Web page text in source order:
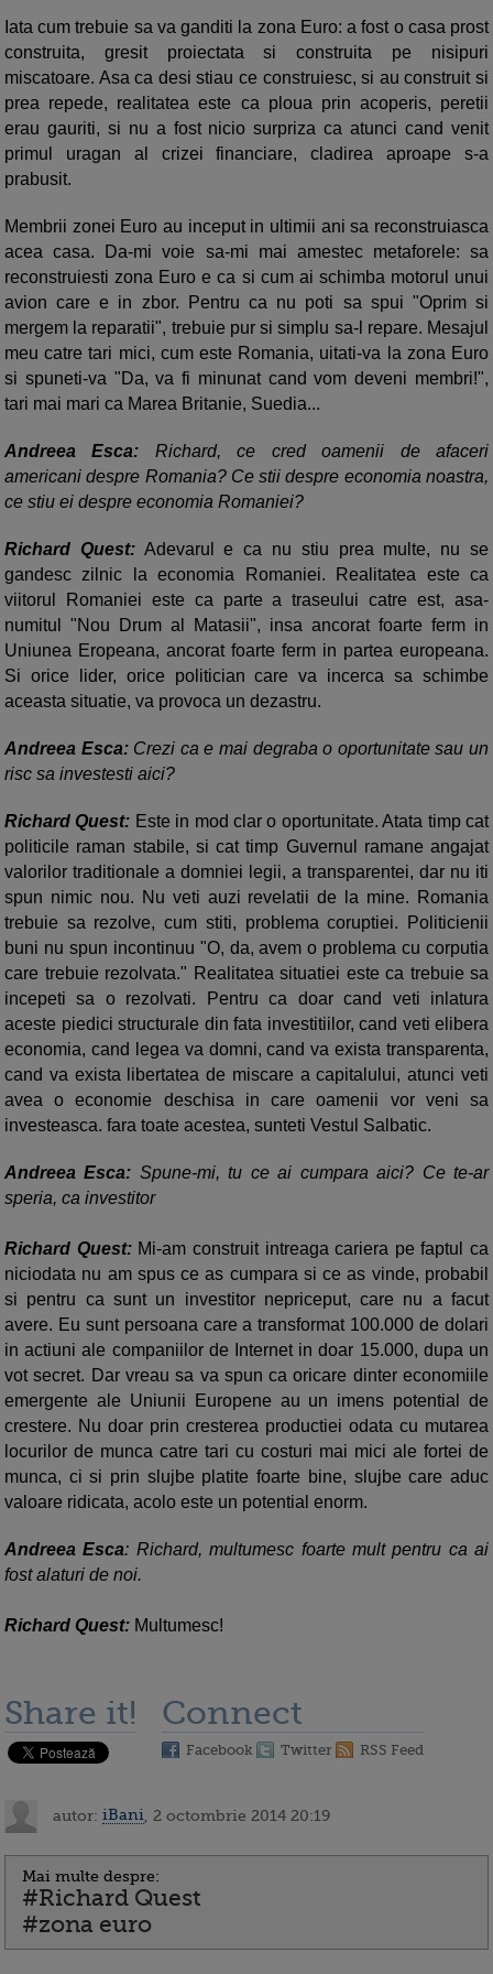
Iata cum trebuie sa va ganditi la zona Euro: a fost o casa prost
construita, gresit proiectata si construita pe nisipuri
miscatoare. Asa ca desi stiau ce construiesc, si au construit si
prea repede, realitatea este ca ploua prin acoperis, peretii
erau gauriti, si nu a fost nicio surpriza ca atunci cand venit
primul uragan al crizei financiare, cladirea aproape s-a
prabusit.
Membrii zonei Euro au inceput in ultimii ani sa reconstruiasca
acea casa. Da-mi voie sa-mi mai amestec metaforele: sa
reconstruiesti zona Euro e ca si cum ai schimba motorul unui
avion care e in zbor. Pentru ca nu poti sa spui "Oprim si
mergem la reparatii", trebuie pur si simplu sa-l repare. Mesajul
meu catre tari mici, cum este Romania, uitati-va la zona Euro
si spuneti-va "Da, va fi minunat cand vom deveni membri!",
tari mai mari ca Marea Britanie, Suedia...
Andreea Esca: Richard, ce cred oamenii de afaceri
americani despre Romania? Ce stii despre economia noastra,
ce stiu ei despre economia Romaniei?
Richard Quest:Adevarul e ca nu stiu prea multe, nu se
gandesc zilnic la economia Romaniei. Realitatea este ca
viitorul Romaniei este ca parte a traseului catre est, asa-
numitul "Nou Drum al Matasii", insa ancorat foarte ferm in
Uniunea Eropeana, ancorat foarte ferm in partea europeana.
Si orice lider, orice politician care va incerca sa schimbe
aceasta situatie, va provoca un dezastru.
Andreea Esca:Crezi ca e mai degraba o oportunitate sau un
risc sa investesti aici?
Richard Quest: Este in mod clar o oportunitate. Atata timp cat
politicile raman stabile, si cat timp Guvernul ramane angajat
valorilor traditionale a domniei legii, a transparentei, dar nu iti
spun nimic nou. Nu veti auzi revelatii de la mine. Romania
trebuie sa rezolve, cum stiti, problema coruptiei. Politicienii
buni nu spun incontinuu "O, da, avem o problema cu corputia
care trebuie rezolvata." Realitatea situatiei este ca trebuie sa
incepeti sa o rezolvati. Pentru ca doar cand veti inlatura
aceste piedici structurale din fata investitiilor, cand veti elibera
economia, cand legea va domni, cand va exista transparenta,
cand va exista libertatea de miscare a capitalului, atunci veti
avea o economie deschisa in care oamenii vor veni sa
investeasca. fara toate acestea, sunteti Vestul Salbatic.
Andreea Esca: Spune-mi, tu ce ai cumpara aici? Ce te-ar
speria, ca investitor
Richard Quest:Mi-am construit intreaga cariera pe faptul ca
niciodata nu am spus ce as cumpara si ce as vinde, probabil
si pentru ca sunt un investitor nepriceput, care nu a facut
avere. Eu sunt persoana care a transformat 100.000 de dolari
in actiuni ale companiilor de Internet in doar 15.000, dupa un
vot secret. Dar vreau sa va spun ca oricare dinter economiile
emergente ale Uniunii Europene au un imens potential de
crestere. Nu doar prin cresterea productiei odata cu mutarea
locurilor de munca catre tari cu costuri mai mici ale fortei de
munca, ci si prin slujbe platite foarte bine, slujbe care aduc
valoare ridicata, acolo este un potential enorm.
Andreea Esca: Richard, multumesc foarte mult pentru ca ai
fost alaturi de noi.
Richard Quest: Multumesc!
Share it! Connect
Facebook Twitter RSS Feed
autor: iBani , 2 octombrie 2014 20:19
Mai multe despre:
#Richard Quest
#zona euro